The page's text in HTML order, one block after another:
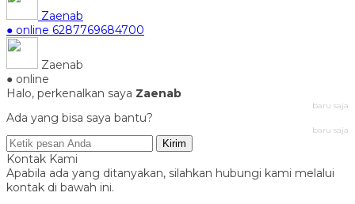
Zaenab
● online 6287769684700
Zaenab
● online
Halo, perkenalkan saya Zaenab
baru saja
Ada yang bisa saya bantu?
baru saja
Kirim
Kontak Kami
Apabila ada yang ditanyakan, silahkan hubungi kami melalui
kontak di bawah ini.